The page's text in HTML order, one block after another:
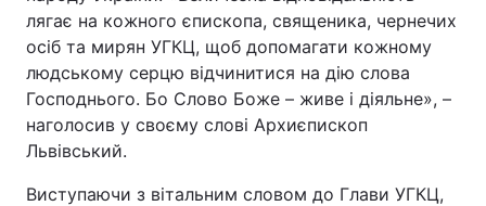
лягає на кожного єпископа, священика, чернечих
осіб та мирян УГКЦ, щоб допомагати кожному
людському серцю відчинитися на дію слова
Господнього. Бо Слово Боже – живе і діяльне», –
наголосив у своєму слові Архиєпископ
Львівський.
Виступаючи з вітальним словом до Глави УГКЦ,